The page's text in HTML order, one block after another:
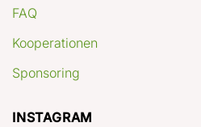
FAQ
Kooperationen
Sponsoring
INSTAGRAM